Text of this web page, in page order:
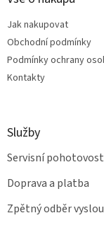
Jak nakupovat
Obchodní podmínky
Podmínky ochrany
Kontakty
Služby
Servisní pohotovost
Doprava a platba
Zpětný odběr